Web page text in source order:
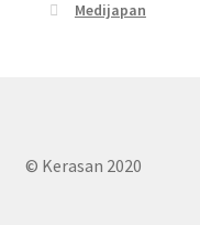
Medijapan
© Kerasan 2020